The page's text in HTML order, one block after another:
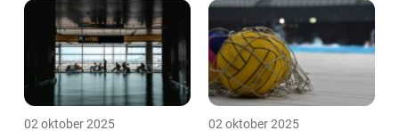
02 oktober 2025 02 oktober 2025